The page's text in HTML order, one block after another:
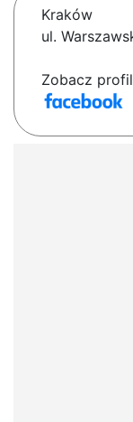
Kraków
ul.
Zobacz